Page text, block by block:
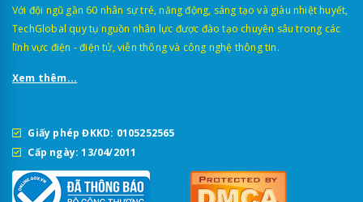
Với đội ngũ gần 60 nhân sự trẻ, năng động, sáng tạo và giàu nhiệt huyết,
TechGlobal quy tụ nguồn nhân lực được đào tạo chuyên sâu trong các
lĩnh vực điện - điện tử, viễn thông và công nghệ thông tin.
Xem thêm...
Giấy phép ĐKKD: 0105252565
Cấp ngày: 13/04/2011